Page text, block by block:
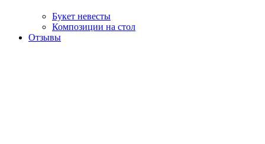
Букет невесты
Композиции на стол
Отзывы